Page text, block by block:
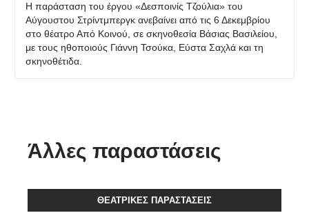
Η παράσταση του έργου «Δεσποινίς Τζούλια» του
Αύγουστου Στρίντμπεργκ ανεβαίνει από τις 6 Δεκεμβρίου
στο θέατρο Από Κοινού, σε σκηνοθεσία Βάσιας Βασιλείου,
με τους ηθοποιούς Γιάννη Τσούκα, Εύστα Σαχλά και τη
σκηνοθέτιδα.
Άλλες παραστάσεις
ΘΕΑΤΡΙΚΈΣ ΠΑΡΑΣΤΆΣΕΙΣ